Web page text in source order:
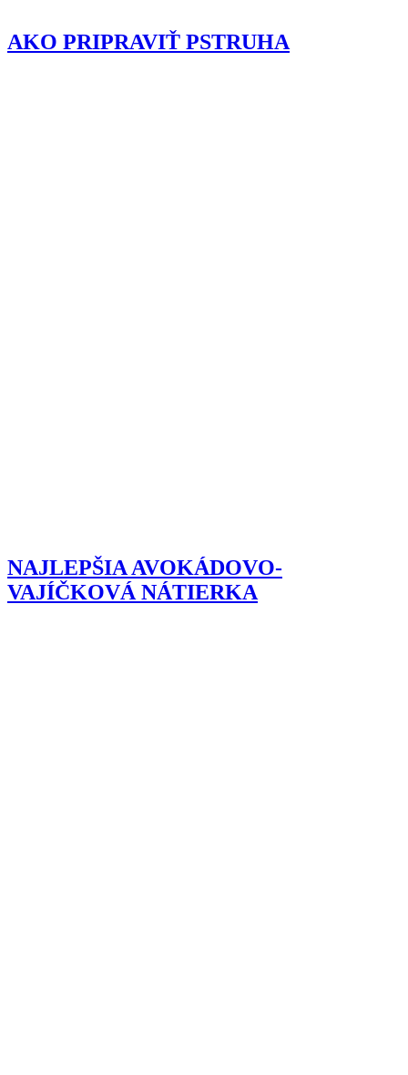
AKO PRIPRAVIŤ PSTRUHA
NAJLEPŠIA AVOKÁDOVO-
VAJÍČKOVÁ NÁTIERKA